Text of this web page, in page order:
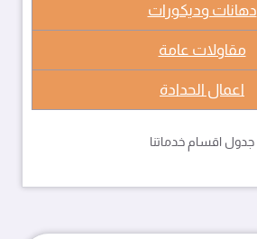
دهانات وديكورات
مقاولات عامة
اعمال الحدادة
جدول اقسام خدماتنا